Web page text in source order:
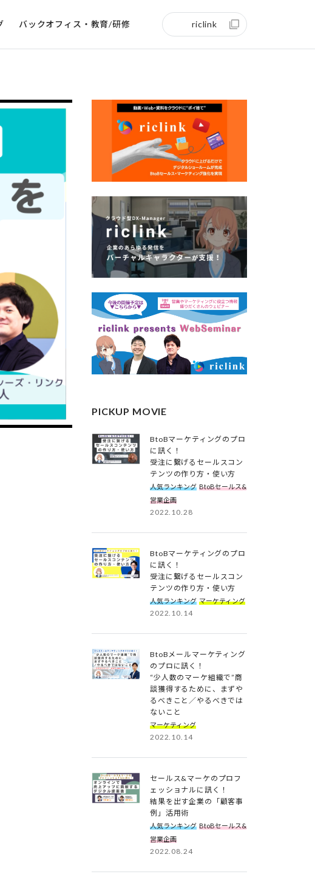
バックオフィス・教育/研修 riclink
PICKUP MOVIE
BtoBマーケティングのプロ
に訊く！
受注に繋げるセールスコン
テンツの作り方・使い方
人気ランキング BtoBセールス&
営業企画
2022.10.28
BtoBマーケティングのプロ
に訊く！
受注に繋げるセールスコン
テンツの作り方・使い方
人気ランキング マーケティング
2022.10.14
BtoBメールマーケティング
のプロに訊く！
“少人数のマーケ組織で”商
談獲得するために、まずや
るべきこと／やるべきでは
ないこと
マーケティング
2022.10.14
セールス&マーケのプロフ
ェッショナルに訊く！
結果を出す企業の「顧客事
例」活用術
人気ランキング BtoBセールス&
営業企画
2022.08.24